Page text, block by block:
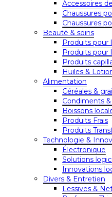
Accessoires
Chaussures
Chaussures
Beauté & soins
Produits pour
Produits pour
Produits
Huiles &
Alimentation
Céréales &
Condiments
Boissons
Produits Frais
Produits
Technologie &
Électronique
Solutions
Innovations
Divers & Entretien
Lessives &